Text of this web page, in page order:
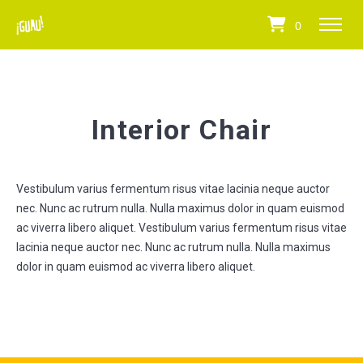
0
Interior Chair
Vestibulum varius fermentum risus vitae lacinia neque auctor
nec. Nunc ac rutrum nulla. Nulla maximus dolor in quam euismod
ac viverra libero aliquet. Vestibulum varius fermentum risus vitae
lacinia neque auctor nec. Nunc ac rutrum nulla. Nulla maximus
dolor in quam euismod ac viverra libero aliquet.